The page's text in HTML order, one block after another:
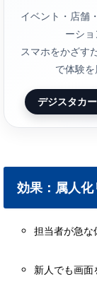
イベント・店舗
ーショ
スマホをかざす
で体験を
デジスタカ
効果：属人
担当者が急な
新人でも画面